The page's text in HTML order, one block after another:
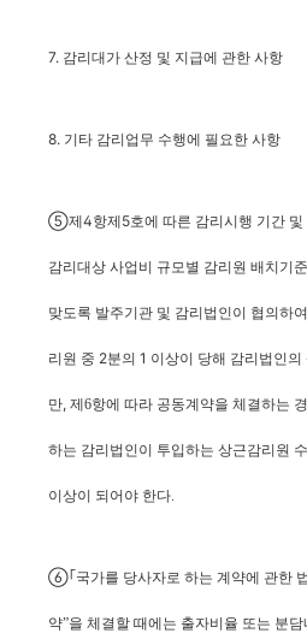
7. 감리대가 산정 및 지급에 관한 사항
8. 기타 감리업무 수행에 필요한 사항
⑤제4항제5호에 따른 감리시행 기간 및
감리대상 사업비 규모별 감리원 배치기
맞도록 발주기관 및 감리법인이 협의하
리원 중 2분의 1 이상이 당해 감리법인
만, 제6항에 따라 공동계약을 체결하는
하는 감리법인이 투입하는 상근감리원
이상이 되어야 한다.
⑥｢국가를 당사자로 하는 계약에 관한
약”을 체결할 때에는 출자비율 또는 분